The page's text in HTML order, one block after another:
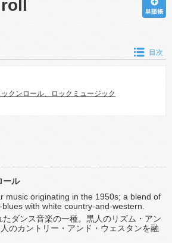
目次
クンロール、ロックミュージック
ール
music originating in the 1950s; a blend of
with white country-and-western.
ダンス音楽の一種。黒人のリズム・アン
のカントリー・アンド・ウェスタンを融